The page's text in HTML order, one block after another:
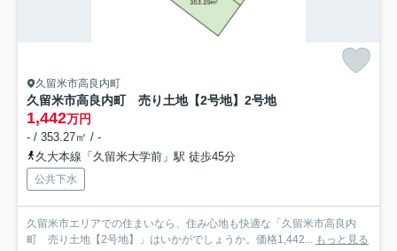
久留米市高良内町
久留米市高良内町 売り土地【2号地】 2号地
1,442万円
- / 353.27㎡ / -
久大本線「久留米大学前」駅 徒歩45分
公共下水
久留米市エリアでの住まいなら、住み心地も快適な「久留米市高良内
町 売り土地【2号地】」はいかがでしょうか。価格1,442... もっと見る